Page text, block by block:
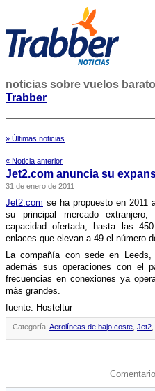
noticias sobre vuelos
Trabber
» Últimas noticias
« Noticia anterior
Jet2.com anuncia su
31 de enero de 2011
Jet2.com se ha propuesto en 2011
su principal mercado
capacidad ofertada, hasta las
enlaces que elevan a 49 el número
La compañí­a con sede en
además sus operaciones con el
frecuencias en conexiones ya
más grandes.
fuente: Hosteltur
Categoría: Aerolíneas de bajo coste Jet2